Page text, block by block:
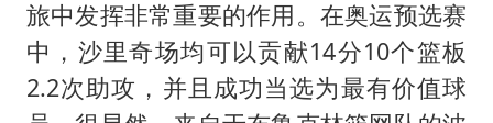
旅中发挥非常重要的作用。在奥运预选赛
中，沙里奇场均可以贡献14分10个篮板
2.2次助攻，并且成功当选为最有价值球